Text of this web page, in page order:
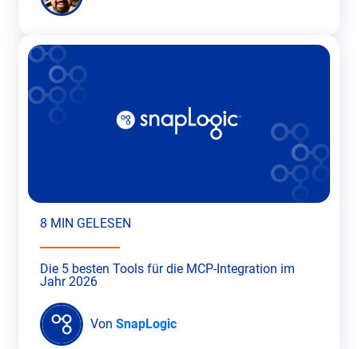
8 MIN GELESEN
Die 5 besten Tools für die MCP-Integration im
Jahr 2026
Von SnapLogic